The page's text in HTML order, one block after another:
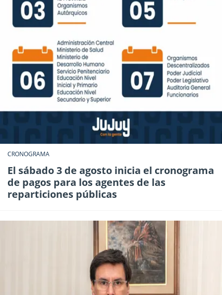
CRONOGRAMA
El sábado 3 de agosto inicia el cronograma
de pagos para los agentes de las
reparticiones públicas